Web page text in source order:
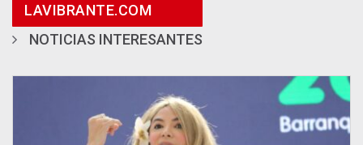
LAVIBRANTE.COM
NOTICIAS INTERESANTES